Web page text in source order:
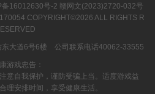
备16012630号-2 赣网文(2023)2720-032号
COPYRIGHT©2026 ALL RIGHTS R
ESERVED
东大道6号6楼 公司联系电话40062-33555
游戏忠告：
意自我保护，谨防受骗上当。适度游戏益
理安排时间，享受健康生活。